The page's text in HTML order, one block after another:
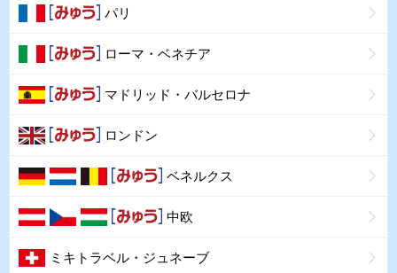
パリ
ローマ・ベネチア
マドリッド・バルセロナ
ロンドン
ベネルクス
中欧
ミキトラベル・ジュネーブ